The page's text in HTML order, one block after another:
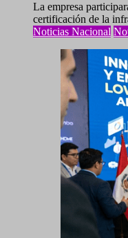
La empresa
certificación de la
Noticias Nacional